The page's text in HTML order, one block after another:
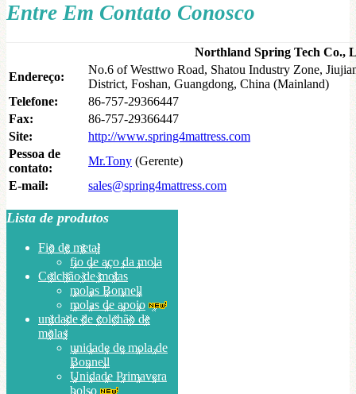
Entre Em Contato Conosco
Northland Spring Tech Co.,
Endereço:
No.6 of Westtwo Road, Shatou Industry Zone,
District, Foshan, Guangdong, China (Mainland)
Telefone:
86-757-29366447
Fax:
86-757-29366447
Site:
http://www.spring4mattress.com
Pessoa de
contato:
Mr.Tony (Gerente)
E-mail:
sales@spring4mattress.com
Lista de produtos
Fio de metal
fio de aço da mola
Colchão de molas
molas Bonnell
molas de apoio
unidade de colchão de
molas
unidade de mola de
Bonnell
Unidade Primavera
bolso